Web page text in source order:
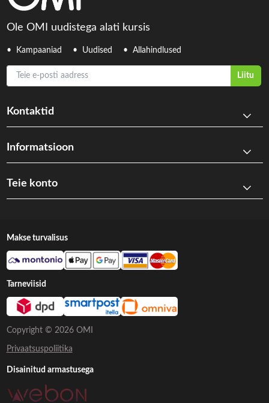
Ole OMI uudistega alati kursis
Kampaaniad Uudised Allahindlused
Teie e-posti aadress
Liitu
Kontaktid
Informatsioon
Teie konto
Copyright © 2026 OMI
Privaatsuspoliitika
Makse turvalisus
Tarneviisid
Disainitud armastusega